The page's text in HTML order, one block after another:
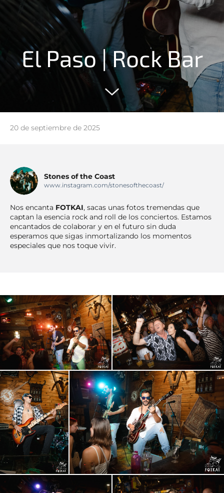
El Paso | Rock Bar
20 de septiembre de 2025
Stones of the Coast
www.instagram.com/stonesofthecoast/
Nos encanta FOTKAI, sacas unas fotos tremendas que
captan la esencia rock and roll de los conciertos. Estamos
encantados de colaborar y en el futuro sin duda
esperamos que sigas inmortalizando los momentos
especiales que nos toque vivir.